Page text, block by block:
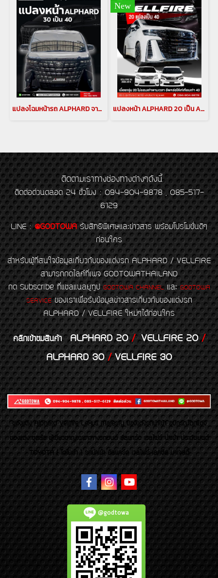
แปลงโฉมหน้ารถ ALPHARD จากหน้าปี 2015 เป็น ปี 2021 แปลงหลังอัลพาร์ด แปลงหน้าอัลพาร์ด 2015เป็นอัลพาร์ด 2021 คิ้วอัลพาร์ด คิ้ว Alphard ไฟอัลพาร์ด ของแต่งอัลพาร์ด(copy)(copy)(copy)
New
แปลงหน้า ALPHARD 20 เป็น ALPHARD SC 2018-2020(copy)(copy)
ติดตามเราทางช่องทางต่างๆดังนี้
ติดต่อด่วนตลอด 24 ชั่วโมง : 094-904-9878 , 085-517-
6129
LINE : @GODTOWA รับสิทธิพิเศษและข่าวสาร พร้อมโปรโมชั่นดีๆ
ก่อนใคร
สำหรับผู้ที่สนใจข้อมูลเกี่ยวกับของแต่งรถ ALPHARD / VELLFIRE
สามารถกดไลค์ที่เพจ GODTOWATHAILAND
กด Subscribe ที่แชลแนลยูทูปGODTOWA CHANNELและGODTOWA
SERVICEของเราเพื่อรับข้อมูลข่าวสารเกี่ยวกับของแต่งรถ
ALPHARD / VELLFIRE ใหม่ๆได้ก่อนใคร
คลิกเข้าชมสินค้า ALPHARD 20/VELLFIRE 20/
ALPHARD 30/VELLFIRE 30
ของเเต่ง Alphard Vellfire Lexus Majesty ของเเต่งรถนำเข้า อุปกรณ์ตกแต่ง
ของแต่ง ชุดล้อ ผู้เชี่ยวชาญเฉพาะทางรถยนต์ อัลพาร์ด เวลไฟร์ นำเข้า ประดับยนต์
TOYOTA ( โตโยต้า ) รถนำเข้า อัลพาร์ด เวลไฟร์ เลกซัส มาเจสตี้
@godtowa